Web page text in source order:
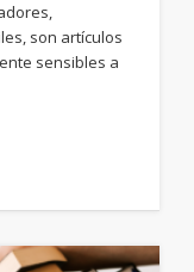
son artículos
sensibles a